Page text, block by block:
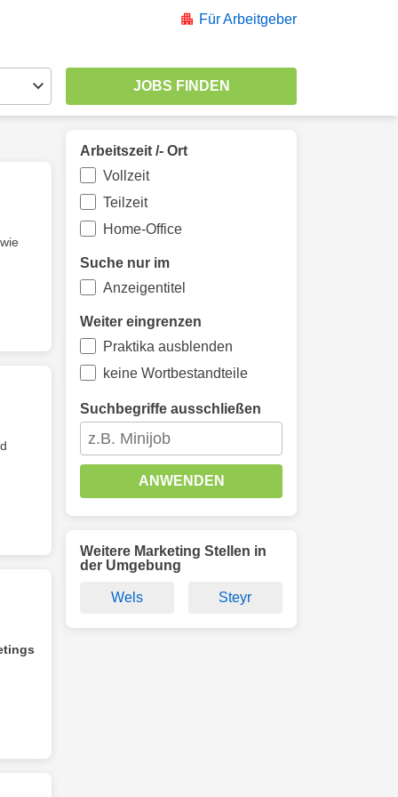
Für Arbeitgeber
Arbeitszeit /- Ort
Vollzeit
Teilzeit
Home-Office
Suche nur im
Anzeigentitel
Weiter eingrenzen
Praktika ausblenden
keine Wortbestandteile
Suchbegriffe ausschließen
ANWENDEN
Weitere Marketing Stellen in
der Umgebung
Wels Steyr